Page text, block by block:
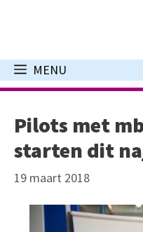
inhoud
MENU
Pilots met
starten dit
19 maart 2018